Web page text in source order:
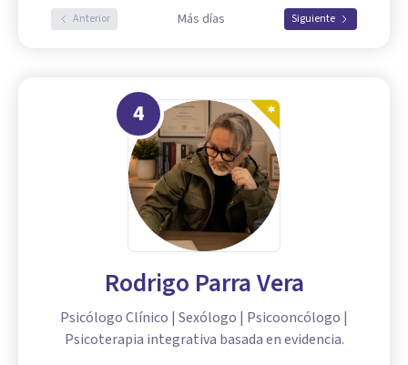
Anterior Más días Siguiente
4
Rodrigo Parra Vera
Psicólogo Clínico | Sexólogo | Psicooncólogo |
Psicoterapia integrativa basada en evidencia.